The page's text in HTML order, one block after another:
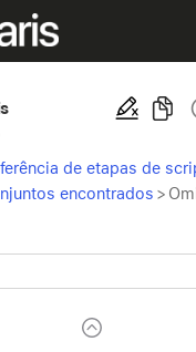
de etapas de
encontrados >